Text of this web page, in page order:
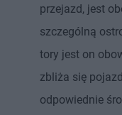
przejazd, jest
szczególną
tory jest on
zbliża się
odpowiednie